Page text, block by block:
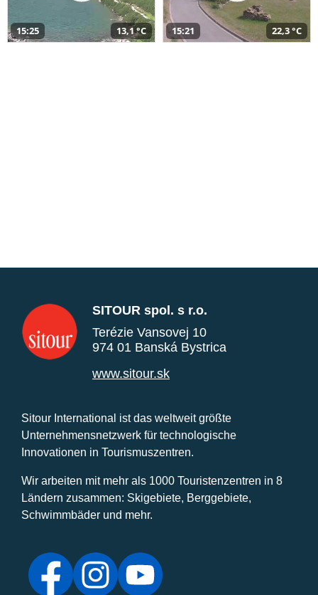
15:25 13,1 °C 15:21 22,3 °C
SITOUR spol. s r.o.
Terézie Vansovej 10
974 01 Banská Bystrica
www.sitour.sk
Sitour International ist das weltweit größte
Unternehmensnetzwerk für technologische
Innovationen in Tourismuszentren.
Wir arbeiten mit mehr als 1000 Touristenzentren in 8
Ländern zusammen: Skigebiete, Berggebiete,
Schwimmbäder und mehr.